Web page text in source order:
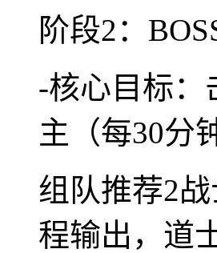
阶段2：
-核心目标：
主（每30分
组队推荐2
程输出，道